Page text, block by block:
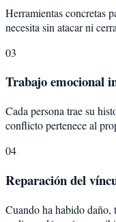
Herramientas concretas
necesita sin atacar ni
03
Trabajo emocional
Cada persona trae su
conflicto pertenece al
04
Reparación del
Cuando ha habido daño,